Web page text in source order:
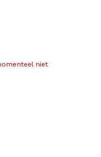
niet